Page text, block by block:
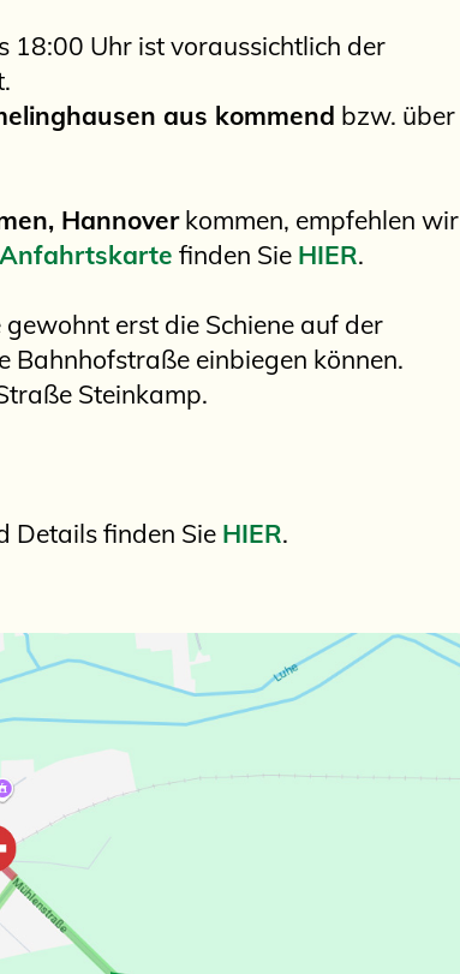
18:00 Uhr ist voraussichtlich der
aus kommend bzw. über
Hannoverkommen, empfehlen wir
Anfahrtskarte finden Sie HIER.
erst die Schiene auf der
Bahnhofstraße einbiegen können.
Steinkamp.
Details finden Sie HIER.